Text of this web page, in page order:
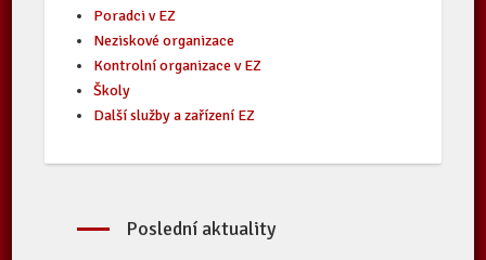
Poradci v EZ
Neziskové organizace
Kontrolní organizace v EZ
Školy
Další služby a zařízení EZ
Poslední aktuality